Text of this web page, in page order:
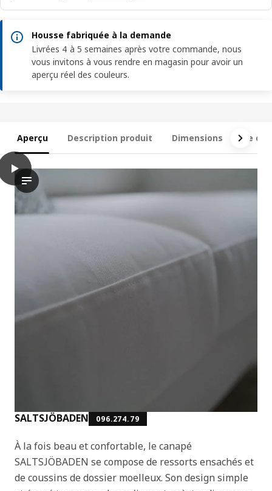
Housse fabriquée à la demande
Livrées 4 à 5 semaines après votre commande, nous
vous invitons à vous rendre en magasin pour avoir un
aperçu réel des couleurs.
Aperçu Description produit Dimensions Ce
SALTSJÖBADEN 096.274.79
À la fois beau et confortable, le canapé
SALTSJÖBADEN se compose de ressorts ensachés et
de coussins de dossier moelleux. Son design simple
play
La vidéo propose une démonstration ou un guide visuel
SALTSJÖBADEN Canapé 2 places, Gunnared vert clair